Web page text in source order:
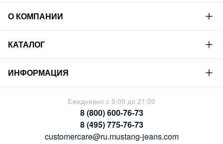
О КОМПАНИИ
Mustang
Философия
Устойчивое развитие
Сотрудничество
КАТАЛОГ
Новая коллекция
Гид по мужскому дениму
Гид по женскому дениму
ИНФОРМАЦИЯ
Условия продажи
Политика конфиденциальности
Ежедневно с 9:00 до 21:00
8 (800) 600-76-73
8 (495) 775-76-73
customercare@ru.mustang-jeans.com